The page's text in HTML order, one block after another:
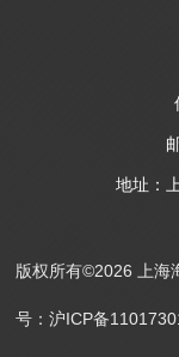
地址：
版权所有©2026 上
号：沪ICP备